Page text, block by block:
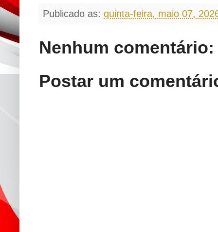
Publicado as: quinta-feira, maio 07,
Nenhum comentário:
Postar um